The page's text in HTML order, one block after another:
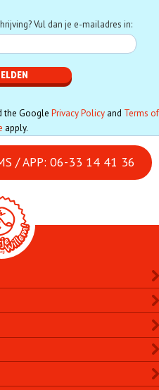
Vul dan je e-mailadres in:
the Google Privacy Policy and Terms of
apply.
/ APP: 06-33 14 41 36